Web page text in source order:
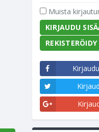
Muista
REKISTERÖIDY